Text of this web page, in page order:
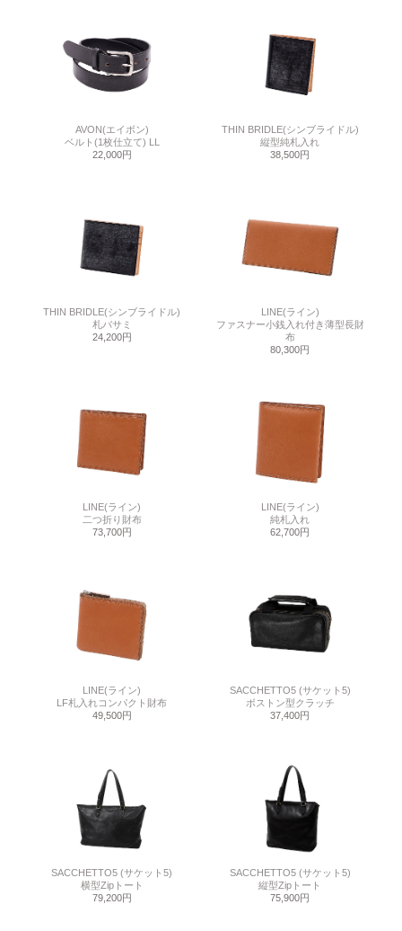
AVON(エイボン)
ベルト(1枚仕立て) LL
22,000円
THIN BRIDLE(シンブライドル)
縦型純札入れ
38,500円
THIN BRIDLE(シンブライドル)
札バサミ
24,200円
LINE(ライン)
ファスナー小銭入れ付き薄型長財
布
80,300円
LINE(ライン)
二つ折り財布
73,700円
LINE(ライン)
純札入れ
62,700円
LINE(ライン)
LF札入れコンパクト財布
49,500円
SACCHETTO5 (サケット5)
ボストン型クラッチ
37,400円
SACCHETTO5 (サケット5)
横型Zipトート
79,200円
SACCHETTO5 (サケット5)
縦型Zipトート
75,900円